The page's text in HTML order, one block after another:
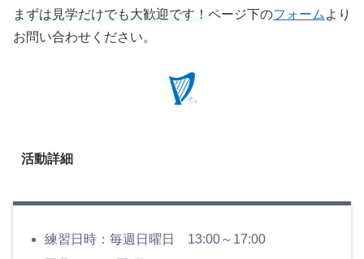
まずは見学だけでも大歓迎です！ ページ下のフォーム より
お問い合わせください。
活動詳細
練習日時：毎週日曜日 13:00～17:00